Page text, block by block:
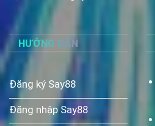
HƯỚNG DẪN
Đăng ký Say88
Đăng nhập Say88